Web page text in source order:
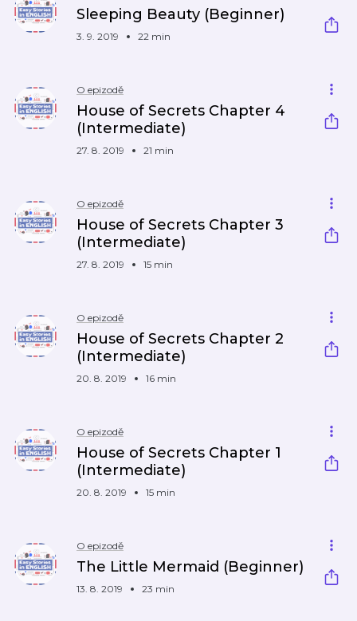
Sleeping Beauty (Beginner)
3. 9. 2019 22 min
O epizodě
House of Secrets Chapter 4
(Intermediate)
27. 8. 2019 21 min
O epizodě
House of Secrets Chapter 3
(Intermediate)
27. 8. 2019 15 min
O epizodě
House of Secrets Chapter 2
(Intermediate)
20. 8. 2019 16 min
O epizodě
House of Secrets Chapter 1
(Intermediate)
20. 8. 2019 15 min
O epizodě
The Little Mermaid (Beginner)
13. 8. 2019 23 min